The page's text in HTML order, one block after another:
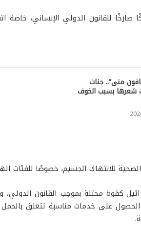
للقانون الدولي الإنساني،
منى”.. جنات
بسبب الخوف
للانتهاك الجسيم، خصوصًا للفئات
على خدمات مناسبة تتعلق بالحمل